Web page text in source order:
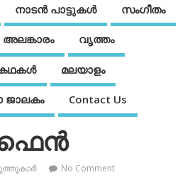
നാടന്‍ പാട്ടുകള്‍ സംഗീതം
അലങ്കാരം വൃത്തം
മലയാളം
ജാലകം Contact Us
No Comment